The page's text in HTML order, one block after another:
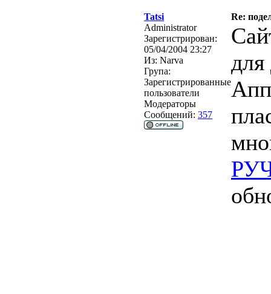
Tatsi
Re:
Administrator
Зарегистрирован:
05/04/2004 23:27
Из: Narva
Група:
Зарегистрированные
пользователи
Модераторы
Сообщений: 357
для